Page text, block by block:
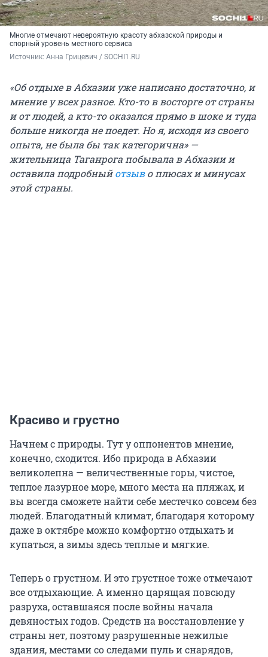
Многие отмечают невероятную красоту абхазской природы и
спорный уровень местного сервиса
Источник: Анна Грицевич / SOCHI1.RU
«Об отдыхе в Абхазии уже написано достаточно, и
мнение у всех разное. Кто-то в восторге от страны
и от людей, а кто-то оказался прямо в шоке и туда
больше никогда не поедет. Но я, исходя из своего
опыта, не была бы так категорична» —
жительница Таганрога побывала в Абхазии и
оставила подробныйотзыво плюсах и минусах
этой страны.
Красиво и грустно
Начнем с природы. Тут у оппонентов мнение,
конечно, сходится. Ибо природа в Абхазии
великолепна — величественные горы, чистое,
теплое лазурное море, много места на пляжах, и
вы всегда сможете найти себе местечко совсем без
людей. Благодатный климат, благодаря которому
даже в октябре можно комфортно отдыхать и
купаться, а зимы здесь теплые и мягкие.
Теперь о грустном. И это грустное тоже отмечают
все отдыхающие. А именно царящая повсюду
разруха, оставшаяся после войны начала
девяностых годов. Средств на восстановление у
страны нет, поэтому разрушенные нежилые
здания, местами со следами пуль и снарядов,